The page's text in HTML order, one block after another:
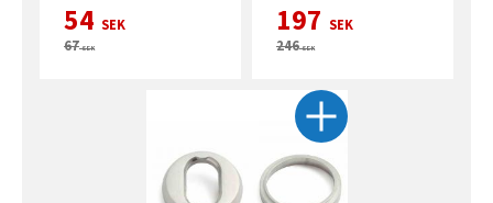
54 SEK
67SEK
197 SEK
246SEK